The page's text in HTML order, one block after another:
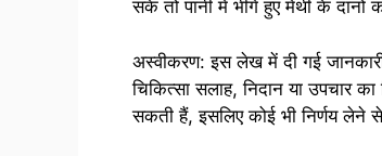
सके तो पानी में भीगे हुए मेथी के
अस्वीकरण: इस लेख में दी गई
चिकित्सा सलाह, निदान या उपचार
सकती हैं, इसलिए कोई भी निर्णय लेने